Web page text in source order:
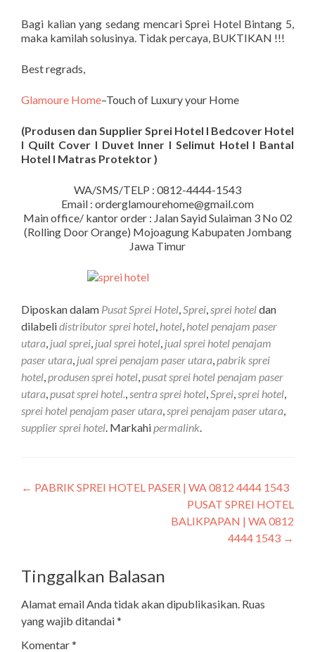
Bagi kalian yang sedang mencari Sprei Hotel Bintang 5,
maka kamilah solusinya. Tidak percaya, BUKTIKAN !!!
Best regrads,
Glamoure Home–Touch of Luxury your Home
(Produsen dan Supplier Sprei Hotel I Bedcover Hotel
I Quilt Cover I Duvet Inner I Selimut Hotel I Bantal
Hotel I Matras Protektor )
WA/SMS/TELP : 0812-4444-1543
Email : orderglamourehome@gmail.com
Main office/ kantor order : Jalan Sayid Sulaiman 3 No 02
(Rolling Door Orange) Mojoagung Kabupaten Jombang
Jawa Timur
Diposkan dalam Pusat Sprei Hotel,Sprei,sprei hoteldan
dilabelidistributor sprei hotel, hotel, hotel penajam paser
utara, jual sprei, jual sprei hotel, jual sprei hotel penajam
paser utara, jual sprei penajam paser utara,pabrik sprei
hotel,produsen sprei hotel,pusat sprei hotel penajam paser
utara,pusat sprei hotel.,sentra sprei hotel,Sprei,sprei hotel,
sprei hotel penajam paser utara,sprei penajam paser utara,
supplier sprei hotel. Markahipermalink.
← PABRIK SPREI HOTEL PASER | WA 0812 4444 1543
PUSAT SPREI HOTEL
BALIKPAPAN | WA 0812
4444 1543 →
Tinggalkan Balasan
Alamat email Anda tidak akan dipublikasikan. Ruas
yang wajib ditandai*
Komentar*